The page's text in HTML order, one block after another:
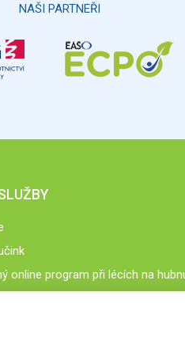
NAŠI PARTNEŘI
online program při lécích na